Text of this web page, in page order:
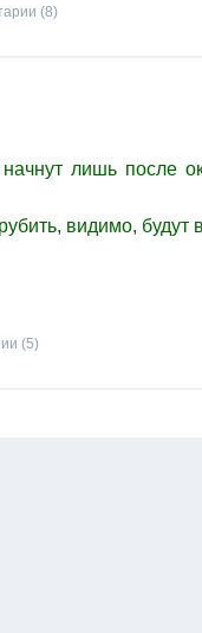
(8)
лишь после
видимо, будут
(5)